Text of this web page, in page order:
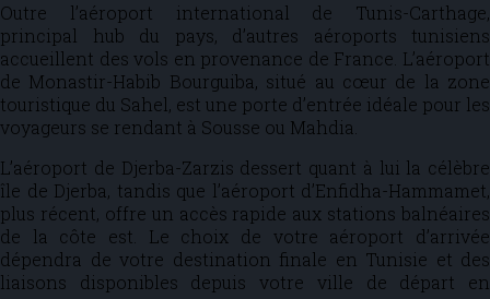
Outre l’aéroport international de Tunis-Carthage,
principal hub du pays, d’autres aéroports tunisiens
accueillent des vols en provenance de France. L’aéroport
de Monastir-Habib Bourguiba, situé au cœur de la zone
touristique du Sahel, est une porte d’entrée idéale pour les
voyageurs se rendant à Sousse ou Mahdia.
L’aéroport de Djerba-Zarzis dessert quant à lui la célèbre
île de Djerba, tandis que l’aéroport d’Enfidha-Hammamet,
plus récent, offre un accès rapide aux stations balnéaires
de la côte est. Le choix de votre aéroport d’arrivée
dépendra de votre destination finale en Tunisie et des
liaisons disponibles depuis votre ville de départ en